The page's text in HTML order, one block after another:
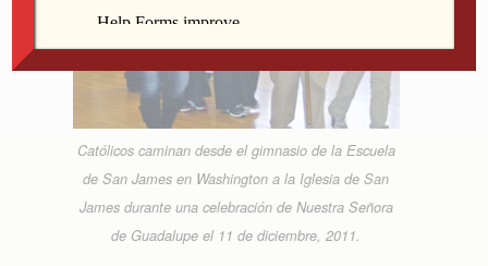
Católicos caminan desde el gimnasio de la Escuela
de San James en Washington a la Iglesia de San
James durante una celebración de Nuestra Señora
de Guadalupe el 11 de diciembre, 2011.